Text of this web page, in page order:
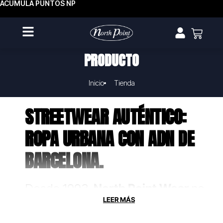
ACUMULA PUNTOS NP
PRODUCTO
Inicio Tienda
STREETWEAR AUTÉNTICO:
ROPA URBANA CON ADN DE
BARCELONA.
solo fabrica ropa, crea uniformes